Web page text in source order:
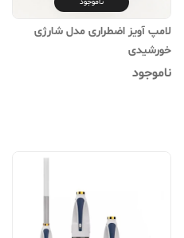
ناموجود
لامپ آویز اضطراری مدل شارژی
خورشیدی
ناموجود